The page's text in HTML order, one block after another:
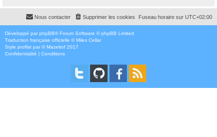
Fuseau horaire sur UTC+02:00
Supprimer les cookies
Nous contacter
Développé par phpBB® Forum Software © phpBB Limited
Traduction française officielle ©Miles Cellar
Style proflat par ©Mazeltof 2017
Confidentialité | Conditions